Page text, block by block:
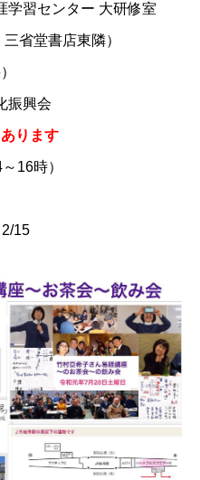
習センター 大研修室
書店東隣）
振興会
ります
16時）
15